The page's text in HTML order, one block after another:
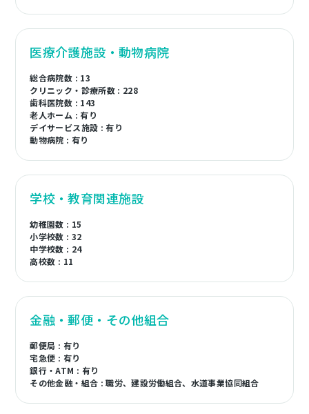
医療介護施設・動物病院
総合病院数 : 13
クリニック・診療所数 : 228
歯科医院数 : 143
老人ホーム : 有り
デイサービス施設 : 有り
動物病院 : 有り
学校・教育関連施設
幼稚園数 : 15
小学校数 : 32
中学校数 : 24
高校数 : 11
金融・郵便・その他組合
郵便局 : 有り
宅急便 : 有り
銀行・ATM : 有り
その他金融・組合 : 職労、建設労働組合、水道事業協同組合